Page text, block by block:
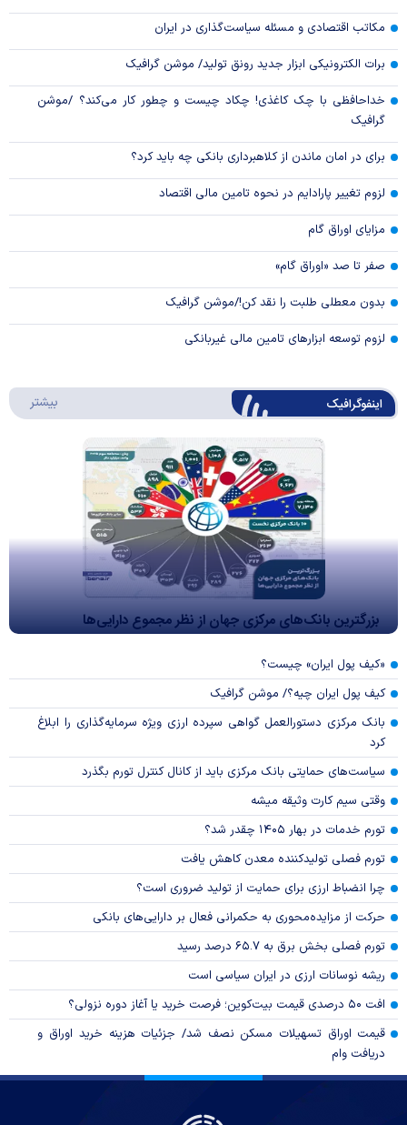
مکاتب اقتصادی و مسئله سیاست‌گذاری در ایران
برات الکترونیکی ابزار جدید رونق تولید/ موشن گرافیک
خداحافظی با چک کاغذی! چکاد چیست و چطور کار می‌کند؟ /موشن
گرافیک
برای در امان ماندن از کلاهبرداری بانکی چه باید کرد؟
لزوم تغییر پارادایم در نحوه تامین مالی اقتصاد
مزایای اوراق گام
صفر تا صد «اوراق گام»
بدون معطلی طلبت را نقد کن!/موشن گرافیک
لزوم توسعه ابزارهای تامین مالی غیربانکی
اینفوگرافیک بیشتر
بزرگترین بانک‌های مرکزی جهان از نظر مجموع دارایی‌ها
«کیف پول ایران» چیست؟
کیف پول ایران چیه؟/ موشن گرافیک
بانک مرکزی دستورالعمل گواهی سپرده ارزی ویژه سرمایه‌گذاری را ابلاغ
کرد
سیاست‌های حمایتی بانک مرکزی باید از کانال کنترل تورم بگذرد
وقتی سیم کارت وثیقه میشه
تورم خدمات در بهار ۱۴۰۵ چقدر شد؟
تورم فصلی تولیدکننده معدن کاهش یافت
چرا انضباط ارزی برای حمایت از تولید ضروری است؟
حرکت از مزایده‌محوری به حکمرانی فعال بر دارایی‌های بانکی
تورم فصلی بخش برق به ۶۵.۷ درصد رسید
ریشه نوسانات ارزی در ایران سیاسی است
افت ۵۰ درصدی قیمت بیت‌کوین؛ فرصت خرید یا آغاز دوره نزولی؟
قیمت اوراق تسهیلات مسکن نصف شد/ جزئیات هزینه خرید اوراق و
دریافت وام